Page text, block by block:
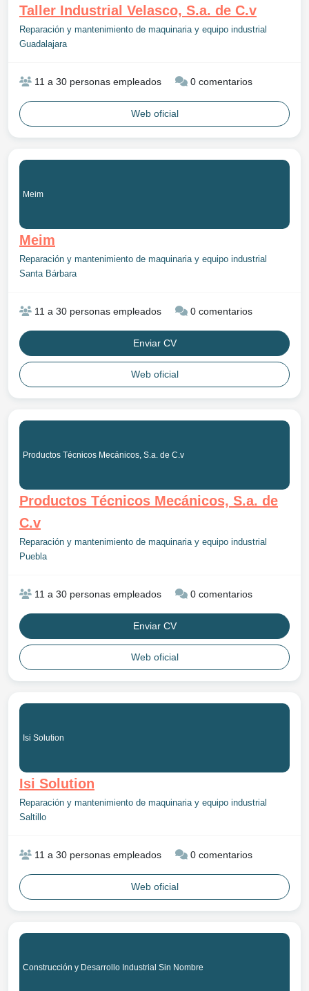
Taller Industrial Velasco, S.a. de C.v
Reparación y mantenimiento de maquinaria y equipo industrial
Guadalajara
11 a 30 personas empleados 0 comentarios
Web oficial
Meim
Meim
Reparación y mantenimiento de maquinaria y equipo industrial
Santa Bárbara
11 a 30 personas empleados 0 comentarios
Enviar CV
Web oficial
Productos Técnicos Mecánicos, S.a. de C.v
Productos Técnicos Mecánicos, S.a. de
C.v
Reparación y mantenimiento de maquinaria y equipo industrial
Puebla
11 a 30 personas empleados 0 comentarios
Enviar CV
Web oficial
Isi Solution
Isi Solution
Reparación y mantenimiento de maquinaria y equipo industrial
Saltillo
11 a 30 personas empleados 0 comentarios
Web oficial
Construcción y Desarrollo Industrial Sin Nombre